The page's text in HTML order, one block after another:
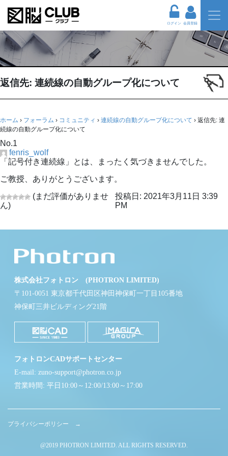
ログイン 会員登録
返信先: 連続線の自動グループ化について
ホーム › フォーラム › コミュニティ › 連続線の自動グループ化について › 返信先: 連
続線の自動グループ化について
No.1
fenris_wolf
「記号付き連続線」とは、まったく気づきませんでした。
ご教授、ありがとうございます。
(まだ評価がありませ
ん)
投稿日: 2021年3月11日 3:39
PM
株式会社フォトロン (PHOTRON LIMITED)
〒101-0051 東京都千代田区神田神保町一丁目105番地
神保町三井ビルディング21階
フォトロンCADサポートセンター
E-mail: zuno-support@photron.co.jp
営業時間: 平日10:00～12:00/13:00～17:00
プライバシーポリシー →
@2019 PHOTRON LIMITED. ALL RIGHTS RESERVED.